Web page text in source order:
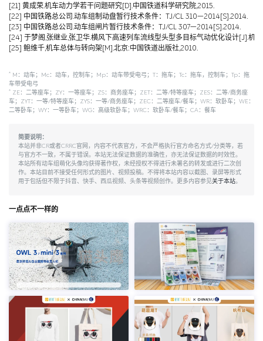
[21] 黄成荣.机车动力学若干问题研究[D].中国铁道科学研究院,2015.
[22] 中国铁路总公司.动车组制动盘暂行技术条件：TJ/CL 310—2014[S].2014.
[23] 中国铁路总公司.动车组闸片暂行技术条件：TJ/CL 307—2014[S].2014.
[24] 于梦阁,张继业,张卫华.横风下高速列车流线型头型多目标气动优化设计[J].机
[25] 鲍维千,机车总体与转向架[M].北京:中国铁道出版社,2010.
* M：动车；Mc：动车，控制车；Mp：动车带受电弓；T：拖车；Tc：拖车，控制车；Tp：拖
车带受电弓
* ZE：二等座车；ZY：一等座车；ZS：商务座车；ZET：二等/特等座车；ZES：二等/商务座
车；ZYT：一等/特等座车；ZYS：一等/商务座车；ZEC：二等座车/餐车；WR：软卧车；WE：
二等卧车；WY：一等卧车；WG：高级软卧车；WRC：软卧车/餐车；CA：餐车
简要说明：
本站并非CR或者CRRC官网，内容不代表官方，不会严格执行官方命名方式/分类等，若
与官方不一致，不属于错误。本站无法保证数据的准确性，亦无法保证数据的时效性。
本站所有动车组萌化头像均获得著作权，未经授权不得进行未署名的转发或进行二次创
作。本站目前不接受任何形式的图片、视频投稿。不得将本站内容以截图、录屏等形式
用于包括但不限于抖音、快手、西瓜视频、头条等视频创作。更多内容参见关于本站。
一点点不一样的